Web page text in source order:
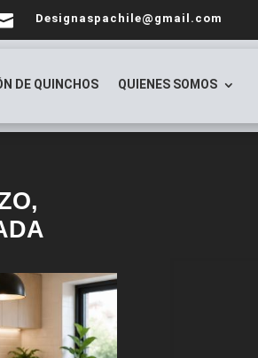
Designaspachile@gmail.com
DE QUINCHOS QUIENES SOMOS